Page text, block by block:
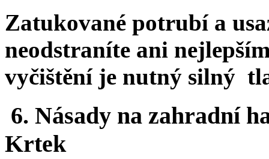
Zatukované potrubí a
neodstraníte ani
vyčištění je nutný silný
6. Násady na zahradní
Krtek